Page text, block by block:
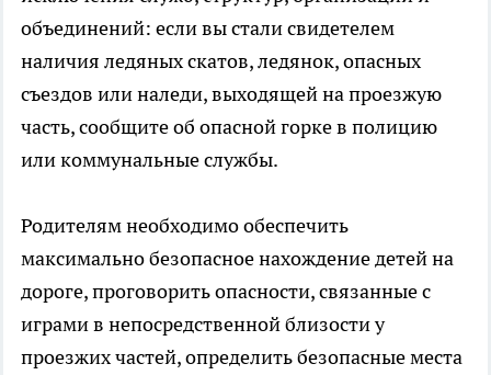
объединений: если вы стали свидетелем
наличия ледяных скатов, ледянок, опасных
съездов или наледи, выходящей на проезжую
часть, сообщите об опасной горке в полицию
или коммунальные службы.
Родителям необходимо обеспечить
максимально безопасное нахождение детей на
дороге, проговорить опасности, связанные с
играми в непосредственной близости у
проезжих частей, определить безопасные места